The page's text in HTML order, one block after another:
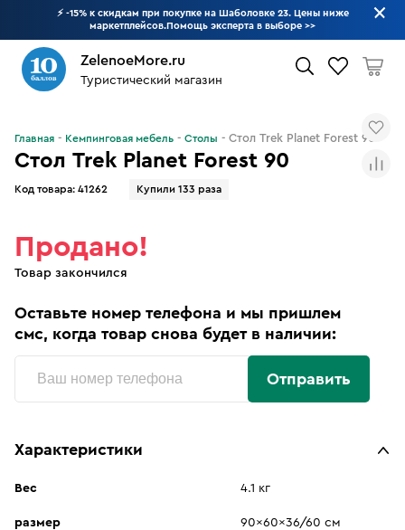
⚡ -15% к скидкам при покупке на Шаболовке 23. Цены ниже
маркетплейсов.Помощь эксперта в выборе >>
ZelenoeMore.ru
Туристический магазин
Стол Trek Planet Forest 90
Код товара: 41262 Купили 133 раза
Главная Кемпинговая мебель Столы Стол Trek Planet Forest 90
Продано!
Товар закончился
Оставьте номер телефона и мы пришлем
смс, когда товар снова будет в наличии:
Отправить
Характеристики
Вес 4.1 кг
размер 90x60x36/60 см